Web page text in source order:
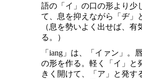
語の「イ」の口の形より少
て、息を抑えながら「ヂ」
（息を勢いよく出せば、有
る。）
「iang」は、「イァン」。
の形を作る。軽く「イ」と
きく開けて、「ア」と発す